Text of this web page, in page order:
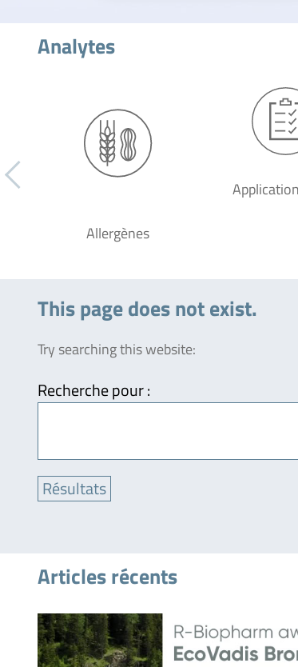
Analytes
Allergènes
This page does not exist.
Try searching this website:
Recherche pour :
Articles récents